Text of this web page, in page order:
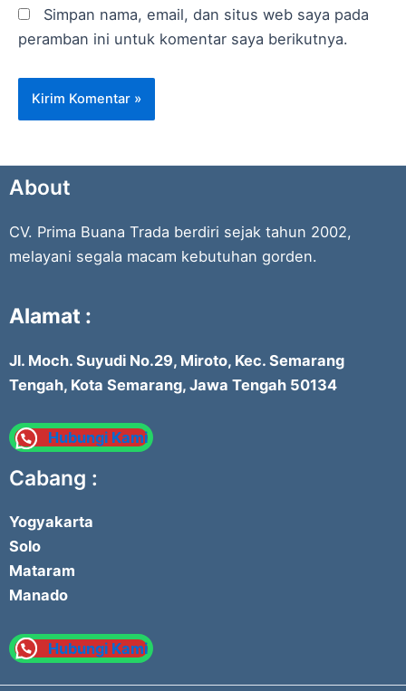
Simpan nama, email, dan situs web saya pada
peramban ini untuk komentar saya berikutnya.
About
CV. Prima Buana Trada berdiri sejak tahun 2002,
melayani segala macam kebutuhan gorden.
Alamat :
Jl. Moch. Suyudi No.29, Miroto, Kec. Semarang
Tengah, Kota Semarang, Jawa Tengah 50134
Hubungi Kami
Cabang :
Yogyakarta
Solo
Mataram
Manado
Hubungi Kami